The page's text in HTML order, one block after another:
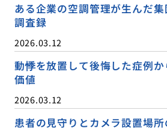
ある企業の空調管理が生んだ
調査録
2026.03.12
動悸を放置して後悔した症例
価値
2026.03.12
患者の見守りとカメラ設置場所